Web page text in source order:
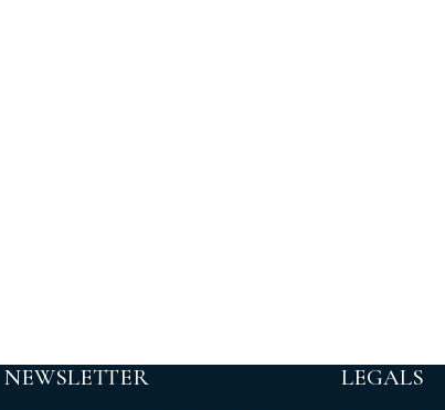
NEWSLETTER LEGALS